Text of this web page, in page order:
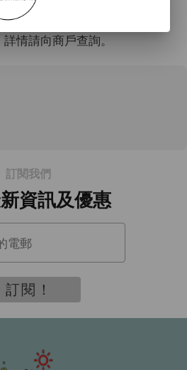
情請向商戶查詢。
訂閱我們
資訊及優惠
電郵
訂閱！